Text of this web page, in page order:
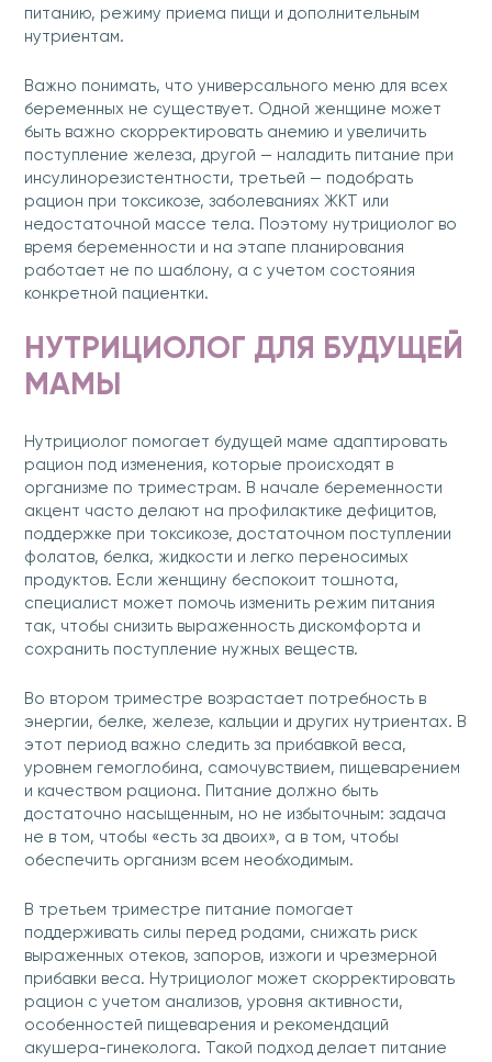
питанию, режиму приема пищи и дополнительным
нутриентам.
Важно понимать, что универсального меню для всех
беременных не существует. Одной женщине может
быть важно скорректировать анемию и увеличить
поступление железа, другой — наладить питание при
инсулинорезистентности, третьей — подобрать
рацион при токсикозе, заболеваниях ЖКТ или
недостаточной массе тела. Поэтому нутрициолог во
время беременности и на этапе планирования
работает не по шаблону, а с учетом состояния
конкретной пациентки.
НУТРИЦИОЛОГ ДЛЯ БУДУЩЕЙ
МАМЫ
Нутрициолог помогает будущей маме адаптировать
рацион под изменения, которые происходят в
организме по триместрам. В начале беременности
акцент часто делают на профилактике дефицитов,
поддержке при токсикозе, достаточном поступлении
фолатов, белка, жидкости и легко переносимых
продуктов. Если женщину беспокоит тошнота,
специалист может помочь изменить режим питания
так, чтобы снизить выраженность дискомфорта и
сохранить поступление нужных веществ.
Во втором триместре возрастает потребность в
энергии, белке, железе, кальции и других нутриентах. В
этот период важно следить за прибавкой веса,
уровнем гемоглобина, самочувствием, пищеварением
и качеством рациона. Питание должно быть
достаточно насыщенным, но не избыточным: задача
не в том, чтобы «есть за двоих», а в том, чтобы
обеспечить организм всем необходимым.
В третьем триместре питание помогает
поддерживать силы перед родами, снижать риск
выраженных отеков, запоров, изжоги и чрезмерной
прибавки веса. Нутрициолог может скорректировать
рацион с учетом анализов, уровня активности,
особенностей пищеварения и рекомендаций
акушера-гинеколога. Такой подход делает питание